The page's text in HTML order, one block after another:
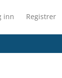
inn Registrer